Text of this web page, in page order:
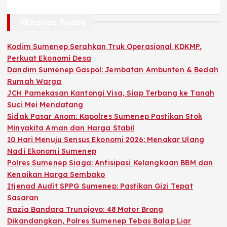
Kodim Sumenep Serahkan Truk Operasional KDKMP,
Perkuat Ekonomi Desa
Dandim Sumenep Gaspol: Jembatan Ambunten & Bedah
Rumah Warga
JCH Pamekasan Kantongi Visa, Siap Terbang ke Tanah
Suci Mei Mendatang
Sidak Pasar Anom: Kapolres Sumenep Pastikan Stok
Minyakita Aman dan Harga Stabil
10 Hari Menuju Sensus Ekonomi 2026: Menakar Ulang
Nadi Ekonomi Sumenep
Polres Sumenep Siaga: Antisipasi Kelangkaan BBM dan
Kenaikan Harga Sembako
Itjenad Audit SPPG Sumenep: Pastikan Gizi Tepat
Sasaran
Razia Bandara Trunojoyo: 48 Motor Brong
Dikandangkan, Polres Sumenep Tebas Balap Liar